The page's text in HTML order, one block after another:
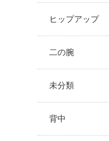
ヒップアップ
二の腕
未分類
背中